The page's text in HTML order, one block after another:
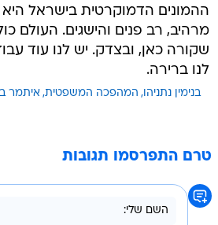
ההמונים הדמוקרטית בישראל היא
מרהיב, רב פנים והישגים. העולם
שקורה כאן, ובצדק. יש לנו עוד
לנו ברירה.
בנימין נתניהו המהפכה המשפטית איתמר
טרם התפרסמו תגובות